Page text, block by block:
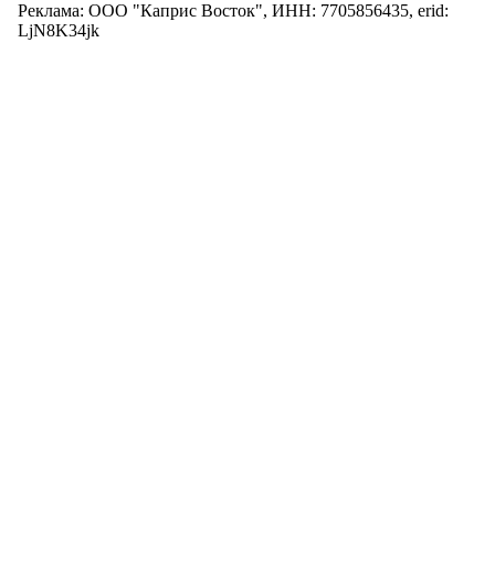
Реклама: ООО "Каприс Восток", ИНН: 7705856435, erid:
LjN8K34jk